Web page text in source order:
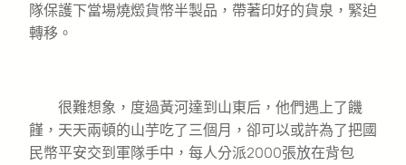
隊保護下當場燒燬貨幣半製品，帶著印好的貨泉，緊迫
轉移。
很難想象，度過黃河達到山東后，他們遇上了饑
饉，天天兩頓的山芋吃了三個月，卻可以或許為了把國
民幣平安交到軍隊手中，每人分派2000張放在背包